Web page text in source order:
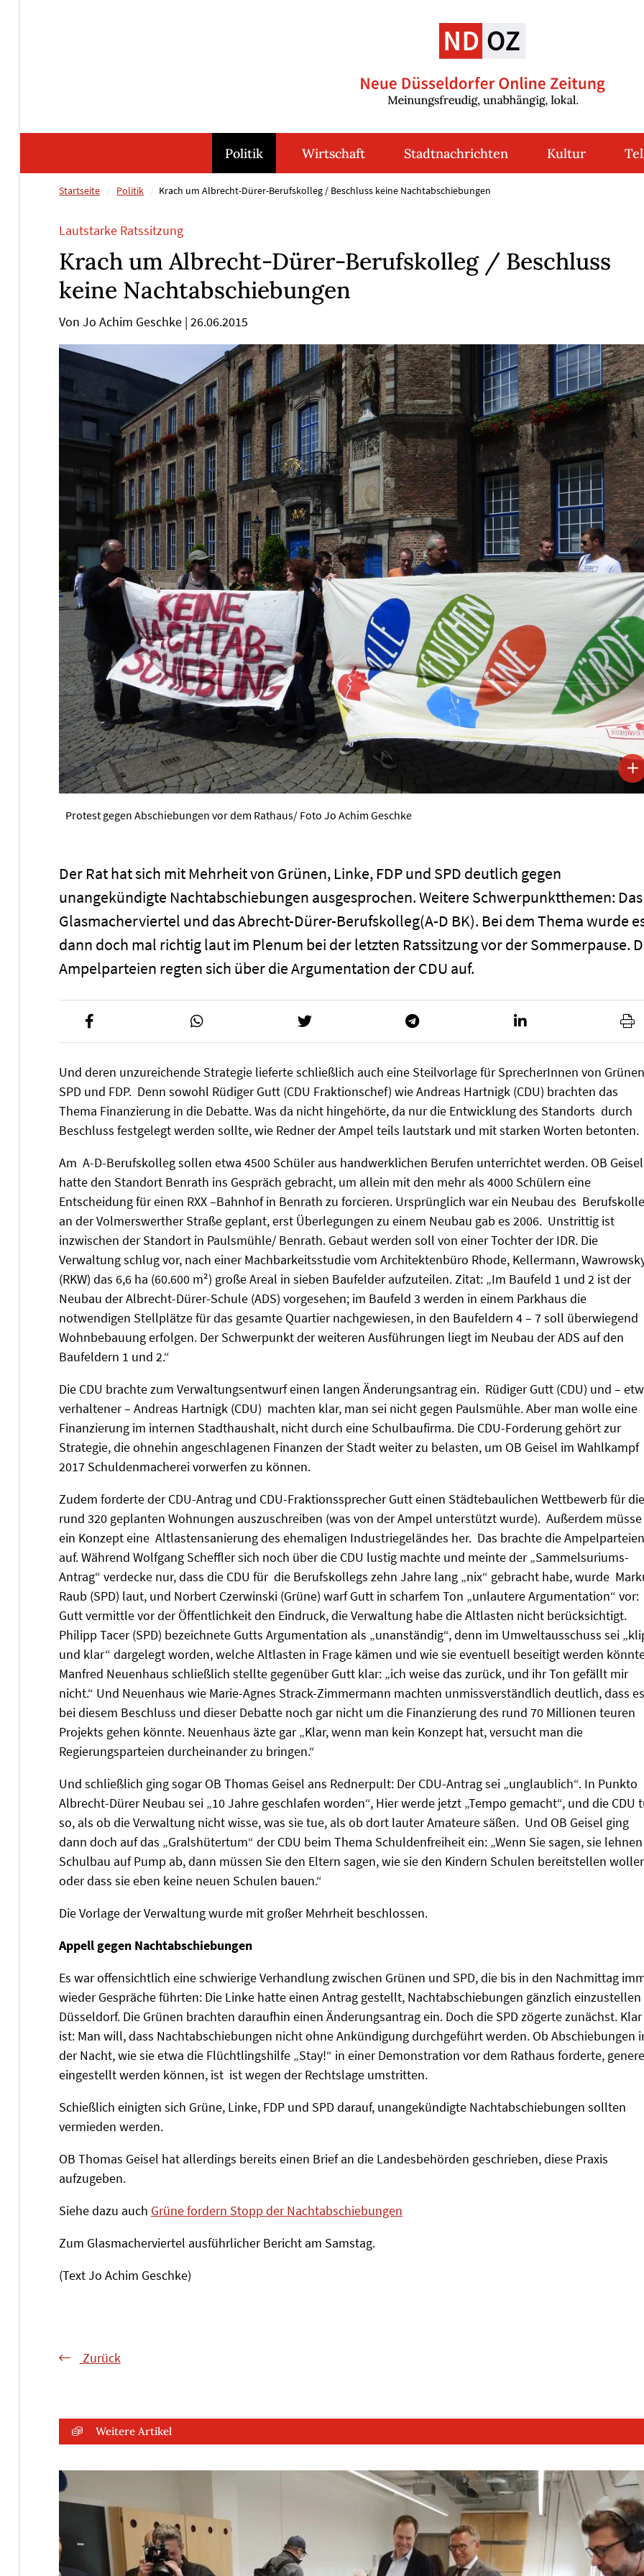
Politik Wirtschaft Stadtnachrichten Kultur
Startseite Politik Krach um Albrecht-Dürer-Berufskolleg / Beschluss keine Nachtabschiebungen
Lautstarke Ratssitzung
Krach um Albrecht-Dürer-Berufskolleg / Beschluss
keine Nachtabschiebungen
Von Jo Achim Geschke | 26.06.2015
Protest gegen Abschiebungen vor dem Rathaus/ Foto Jo Achim Geschke
Der Rat hat sich mit Mehrheit von Grünen, Linke, FDP und SPD deutlich gegen
unangekündigte Nachtabschiebungen ausgesprochen. Weitere Schwerpunktthemen: Das
Glasmacherviertel und das Abrecht-Dürer-Berufskolleg(A-D BK). Bei dem Thema wurde
dann doch mal richtig laut im Plenum bei der letzten Ratssitzung vor der Sommerpause.
Ampelparteien regten sich über die Argumentation der CDU auf.
Und deren unzureichende Strategie lieferte schließlich auch eine Steilvorlage für SprecherInnen von
SPD und FDP. Denn sowohl Rüdiger Gutt (CDU Fraktionschef) wie Andreas Hartnigk (CDU) brachten das
Thema Finanzierung in die Debatte. Was da nicht hingehörte, da nur die Entwicklung des Standorts durch
Beschluss festgelegt werden sollte, wie Redner der Ampel teils lautstark und mit starken Worten betonten.
Am A-D-Berufskolleg sollen etwa 4500 Schüler aus handwerklichen Berufen unterrichtet werden. OB Geisel
hatte den Standort Benrath ins Gespräch gebracht, um allein mit den mehr als 4000 Schülern eine
Entscheidung für einen RXX –Bahnhof in Benrath zu forcieren. Ursprünglich war ein Neubau des
an der Volmerswerther Straße geplant, erst Überlegungen zu einem Neubau gab es 2006. Unstrittig ist
inzwischen der Standort in Paulsmühle/ Benrath. Gebaut werden soll von einer Tochter der IDR. Die
Verwaltung schlug vor, nach einer Machbarkeitsstudie vom Architektenbüro Rhode, Kellermann,
(RKW) das 6,6 ha (60.600 m²) große Areal in sieben Baufelder aufzuteilen. Zitat: „Im Baufeld 1 und 2 ist der
Neubau der Albrecht-Dürer-Schule (ADS) vorgesehen; im Baufeld 3 werden in einem Parkhaus die
notwendigen Stellplätze für das gesamte Quartier nachgewiesen, in den Baufeldern 4 – 7 soll überwiegend
Wohnbebauung erfolgen. Der Schwerpunkt der weiteren Ausführungen liegt im Neubau der ADS auf den
Baufeldern 1 und 2.“
Die CDU brachte zum Verwaltungsentwurf einen langen Änderungsantrag ein. Rüdiger Gutt (CDU) und –
verhaltener – Andreas Hartnigk (CDU) machten klar, man sei nicht gegen Paulsmühle. Aber man wolle eine
Finanzierung im internen Stadthaushalt, nicht durch eine Schulbaufirma. Die CDU-Forderung gehört zur
Strategie, die ohnehin angeschlagenen Finanzen der Stadt weiter zu belasten, um OB Geisel im Wahlkampf
2017 Schuldenmacherei vorwerfen zu können.
Zudem forderte der CDU-Antrag und CDU-Fraktionssprecher Gutt einen Städtebaulichen Wettbewerb für die
rund 320 geplanten Wohnungen auszuschreiben (was von der Ampel unterstützt wurde). Außerdem müsse
ein Konzept eine Altlastensanierung des ehemaligen Industriegeländes her. Das brachte die Ampelparteien
auf. Während Wolfgang Scheffler sich noch über die CDU lustig machte und meinte der „Sammelsuriums-
Antrag“ verdecke nur, dass die CDU für die Berufskollegs zehn Jahre lang „nix“ gebracht habe, wurde
Raub (SPD) laut, und Norbert Czerwinski (Grüne) warf Gutt in scharfem Ton „unlautere Argumentation“ vor:
Gutt vermittle vor der Öffentlichkeit den Eindruck, die Verwaltung habe die Altlasten nicht berücksichtigt.
Philipp Tacer (SPD) bezeichnete Gutts Argumentation als „unanständig“, denn im Umweltausschuss sei
und klar“ dargelegt worden, welche Altlasten in Frage kämen und wie sie eventuell beseitigt werden
Manfred Neuenhaus schließlich stellte gegenüber Gutt klar: „ich weise das zurück, und ihr Ton gefällt mir
nicht.“ Und Neuenhaus wie Marie-Agnes Strack-Zimmermann machten unmissverständlich deutlich, dass es
bei diesem Beschluss und dieser Debatte noch gar nicht um die Finanzierung des rund 70 Millionen teuren
Projekts gehen könnte. Neuenhaus äzte gar „Klar, wenn man kein Konzept hat, versucht man die
Regierungsparteien durcheinander zu bringen.“
Und schließlich ging sogar OB Thomas Geisel ans Rednerpult: Der CDU-Antrag sei „unglaublich“. In Punkto
Albrecht-Dürer Neubau sei „10 Jahre geschlafen worden“, Hier werde jetzt „Tempo gemacht“, und die CDU
so, als ob die Verwaltung nicht wisse, was sie tue, als ob dort lauter Amateure säßen. Und OB Geisel ging
dann doch auf das „Gralshütertum“ der CDU beim Thema Schuldenfreiheit ein: „Wenn Sie sagen, sie lehnen
Schulbau auf Pump ab, dann müssen Sie den Eltern sagen, wie sie den Kindern Schulen bereitstellen
oder dass sie eben keine neuen Schulen bauen.“
Die Vorlage der Verwaltung wurde mit großer Mehrheit beschlossen.
Appell gegen Nachtabschiebungen
Es war offensichtlich eine schwierige Verhandlung zwischen Grünen und SPD, die bis in den Nachmittag
wieder Gespräche führten: Die Linke hatte einen Antrag gestellt, Nachtabschiebungen gänzlich einzustellen
Düsseldorf. Die Grünen brachten daraufhin einen Änderungsantrag ein. Doch die SPD zögerte zunächst. Klar
ist: Man will, dass Nachtabschiebungen nicht ohne Ankündigung durchgeführt werden. Ob Abschiebungen
der Nacht, wie sie etwa die Flüchtlingshilfe „Stay!“ in einer Demonstration vor dem Rathaus forderte,
eingestellt werden können, ist ist wegen der Rechtslage umstritten.
Schießlich einigten sich Grüne, Linke, FDP und SPD darauf, unangekündigte Nachtabschiebungen sollten
vermieden werden.
OB Thomas Geisel hat allerdings bereits einen Brief an die Landesbehörden geschrieben, diese Praxis
aufzugeben.
Siehe dazu auch Grüne fordern Stopp der Nachtabschiebungen
Zum Glasmacherviertel ausführlicher Bericht am Samstag.
(Text Jo Achim Geschke)
Zurück
Weitere Artikel